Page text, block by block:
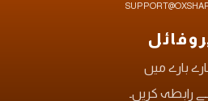
بارے میں
رابطہ کریں۔